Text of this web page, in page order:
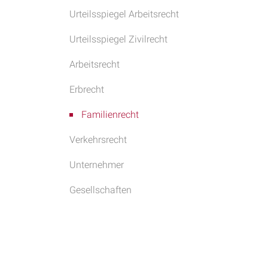
Urteilsspiegel Arbeitsrecht
Urteilsspiegel Zivilrecht
Arbeitsrecht
Erbrecht
Familienrecht
Verkehrsrecht
Unternehmer
Gesellschaften